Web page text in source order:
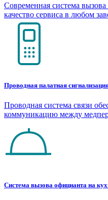
Современная система
качество сервиса в любом
Проводная палатная
Проводная система связи
коммуникацию между
Система вызова официанта на